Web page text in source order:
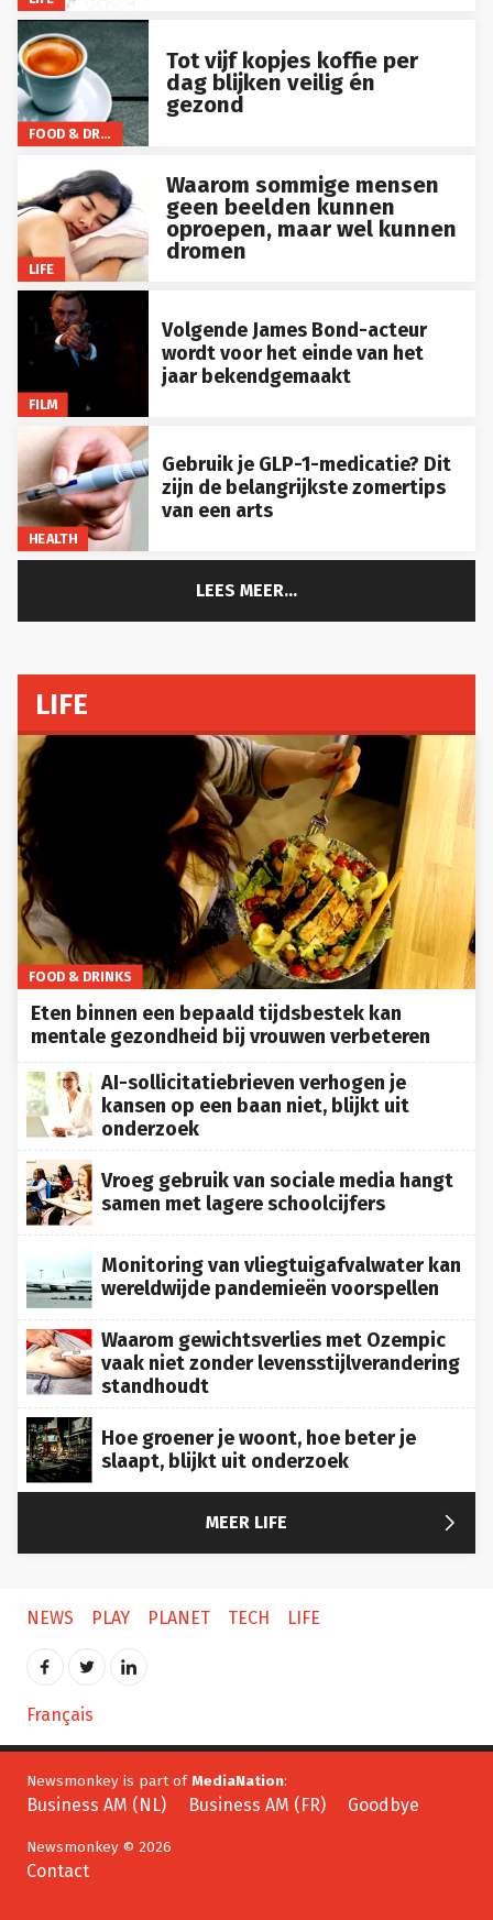
FOOD & DRINKS
Tot vijf kopjes koffie per
dag blijken veilig én
gezond
LIFE
Waarom sommige mensen
geen beelden kunnen
oproepen, maar wel kunnen
dromen
FILM
Volgende James Bond-acteur
wordt voor het einde van het
jaar bekendgemaakt
HEALTH
Gebruik je GLP-1-medicatie? Dit
zijn de belangrijkste zomertips
van een arts
LEES MEER...
LIFE
FOOD & DRINKS
Eten binnen een bepaald tijdsbestek kan
mentale gezondheid bij vrouwen verbeteren
AI-sollicitatiebrieven verhogen je
kansen op een baan niet, blijkt uit
onderzoek
Vroeg gebruik van sociale media hangt
samen met lagere schoolcijfers
Monitoring van vliegtuigafvalwater kan
wereldwijde pandemieën voorspellen
Waarom gewichtsverlies met Ozempic
vaak niet zonder levensstijlverandering
standhoudt
Hoe groener je woont, hoe beter je
slaapt, blijkt uit onderzoek
MEER LIFE 
NEWS PLAY PLANET TECH LIFE
Français
Newsmonkey is part of MediaNation
Business AM (NL) Business AM (FR) Goodbye
Newsmonkey © 2026
Contact